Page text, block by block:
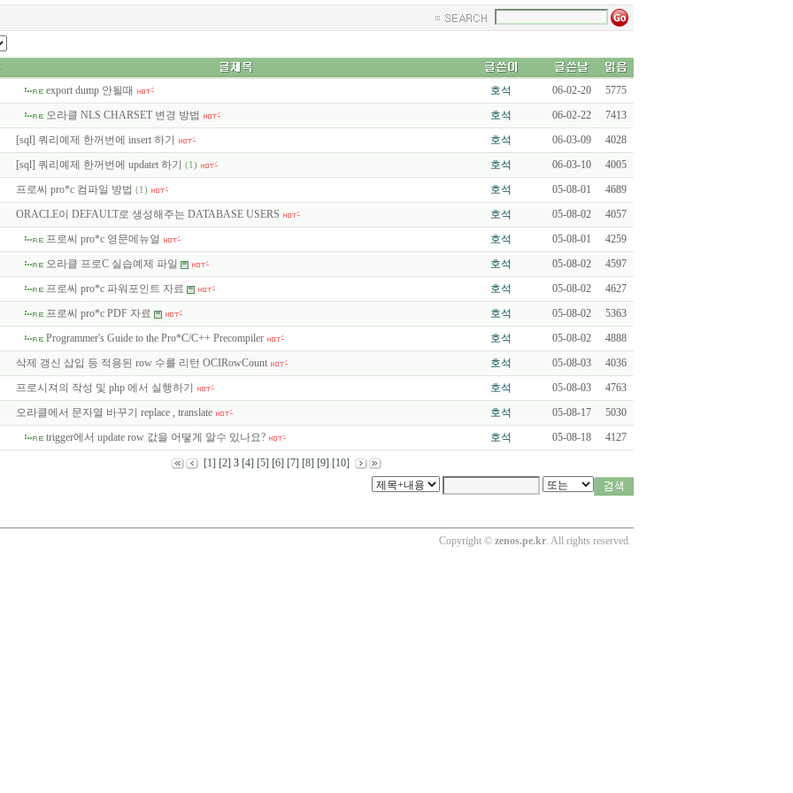
export dump 안될때 호석 06-02-20
5775
오라클 NLS CHARSET 변경 방법 호석 06-02-22
7413
[sql] 쿼리예제 한꺼번에 insert 하기 호석 06-03-09
4028
[sql] 쿼리예제 한꺼번에 updatet 하기 (1) 호석 06-03-10
4005
프로씨 pro*c 컴파일 방법 (1) 호석 05-08-01
4689
ORACLE이 DEFAULT로 생성해주는 DATABASE USERS 호석 05-08-02
4057
프로씨 pro*c 영문메뉴얼 호석 05-08-01
4259
오라클 프로C 실습예제 파일 호석 05-08-02
4597
프로씨 pro*c 파워포인트 자료 호석 05-08-02
4627
프로씨 pro*c PDF 자료 호석 05-08-02
5363
Programmer's Guide to the Pro*C/C++ Precompiler 호석 05-08-02
4888
삭제 갱신 삽입 등 적용된 row 수를 리턴 OCIRowCount 호석 05-08-03
4036
프로시져의 작성 및 php 에서 실행하기 호석 05-08-03
4763
오라클에서 문자열 바꾸기 replace , translate 호석 05-08-17
5030
trigger에서 update row 값을 어떻게 알수 있나요? 호석 05-08-18 4127
[1] [2] 3 [4] [5] [6] [7] [8] [9] [10]
Copyright © zenos.pe.kr. All rights reserved.